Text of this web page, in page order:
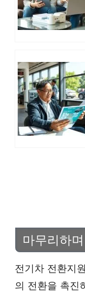
마무리하며
전기차 전환지
의 전환을 촉진